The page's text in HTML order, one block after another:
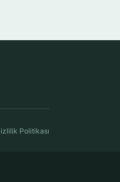
Politikası